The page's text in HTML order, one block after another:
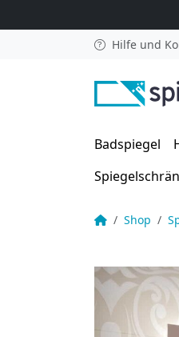
Hilfe und
Badspiegel
Startseite
Shop
Badspiegel